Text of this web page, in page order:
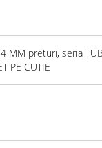
MM preturi, seria
PE CUTIE